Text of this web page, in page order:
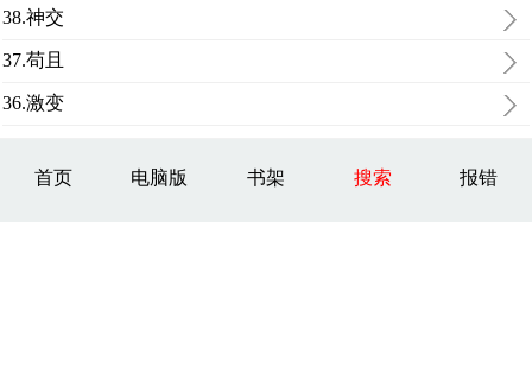
38.神交
37.苟且
36.激变
首页 电脑版 书架 搜索 报错